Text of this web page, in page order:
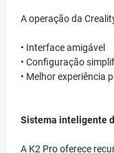
A operação da
• Interface amigável
• Configuração
• Melhor experiência
Sistema inteligente
A K2 Pro oferece